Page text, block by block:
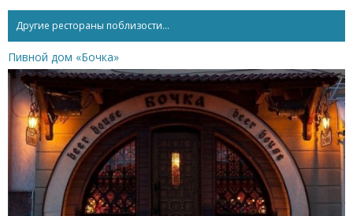
Другие рестораны поблизости...
Пивной дом «Бочка»